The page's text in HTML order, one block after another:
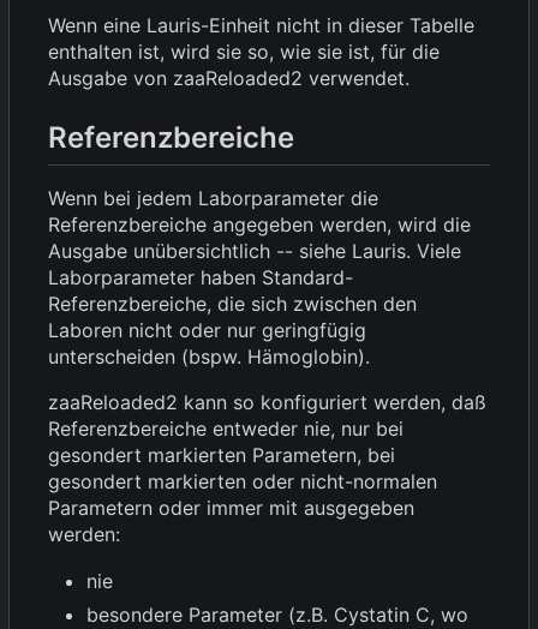
Wenn eine Lauris-Einheit nicht in dieser Tabelle
enthalten ist, wird sie so, wie sie ist, für die
Ausgabe von zaaReloaded2 verwendet.
Referenzbereiche
Wenn bei jedem Laborparameter die
Referenzbereiche angegeben werden, wird die
Ausgabe unübersichtlich -- siehe Lauris. Viele
Laborparameter haben Standard-
Referenzbereiche, die sich zwischen den
Laboren nicht oder nur geringfügig
unterscheiden (bspw. Hämoglobin).
zaaReloaded2 kann so konfiguriert werden, daß
Referenzbereiche entweder nie, nur bei
gesondert markierten Parametern, bei
gesondert markierten oder nicht-normalen
Parametern oder immer mit ausgegeben
werden:
nie
besondere Parameter (z.B. Cystatin C, wo